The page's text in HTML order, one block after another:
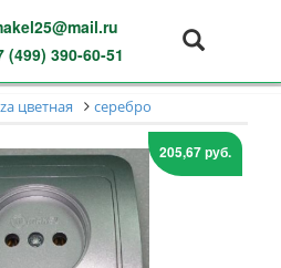
(499) 390-60-51
цветная серебро
205,67 руб.